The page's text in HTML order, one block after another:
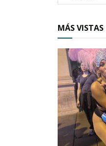
Más de los asuntos
Tizcareño Lara fue en
situación que viven
Libertad por la falta
eléctrica, motivo por
ayuntamiento de San
Una más de las
MÁS VISTAS